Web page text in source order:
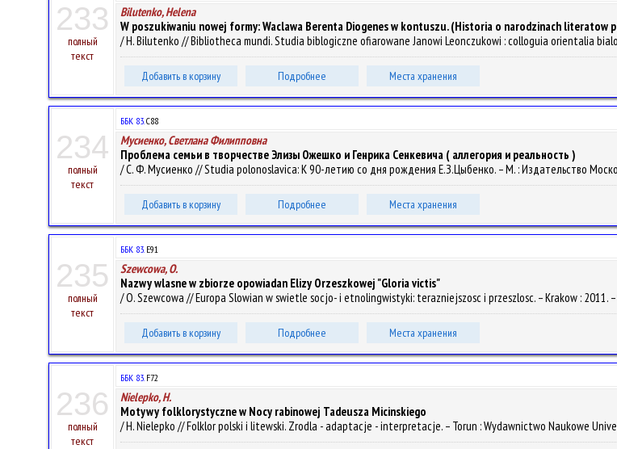
233
полный
текст
Bilutenko, Helena
W poszukiwaniu nowej formy: Waclawa Berenta Diogenes w kontuszu. (Historia o narodzinach literatow
/ H. Bilutenko // Bibliotheca mundi. Studia biblogiczne ofiarowane Janowi Leonczukowi : colloguia orientalia
Добавить в корзину Подробнее Места хранения
234
полный
текст
ББК 83.C88
Мусиенко, Светлана Филипповна
Проблема семьи в творчестве Элизы Ожешко и Генрика Сенкевича ( аллегория и реальность )
/ С. Ф. Мусиенко // Studia polonoslavica: К 90-летию со дня рождения Е.З.Цыбенко. – М. : Издательство
Добавить в корзину Подробнее Места хранения
235
полный
текст
ББК 83.E91
Szewcowa, O.
Nazwy wlasne w zbiorze opowiadan Elizy Orzeszkowej "Gloria victis"
/ O. Szewcowa // Europa Slowian w swietle socjo- i etnolingwistyki: terazniejszosc i przeszlosc. – Krakow : 2011.
Добавить в корзину Подробнее Места хранения
236
полный
текст
ББК 83.F72
Nielepko, H.
Motywy folklorystyczne w Nocy rabinowej Tadeusza Micinskiego
/ H. Nielepko // Folklor polski i litewski. Zrodla - adaptacje - interpretacje. – Torun : Wydawnictwo Naukowe